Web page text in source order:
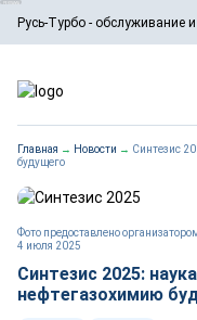
Русь-Турбо - обслуживание
ООО «Русь-Турбо»
турбин, комплексным
техническим
работают на
металлургических и
Реклама. ООО «Русь-
erid:
Перейти на
Главная → Новости → Синтезис
будущего
4 июля 2025
Фото предоставлено
Синтезис 2025:
нефтегазохимию